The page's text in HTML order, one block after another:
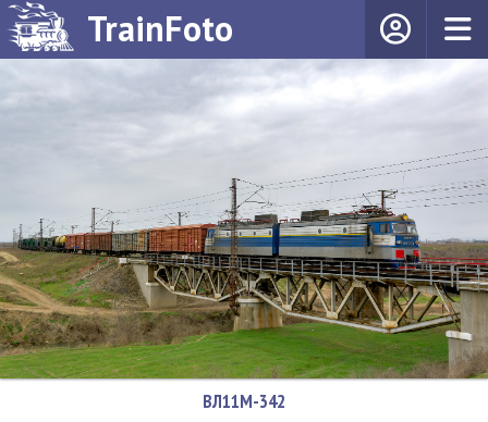
TrainFoto
ВЛ11М-342